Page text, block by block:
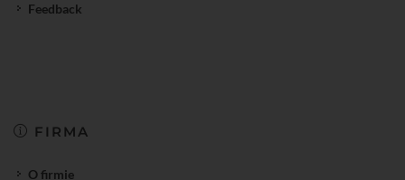
Feedback
FIRMA
O firmie